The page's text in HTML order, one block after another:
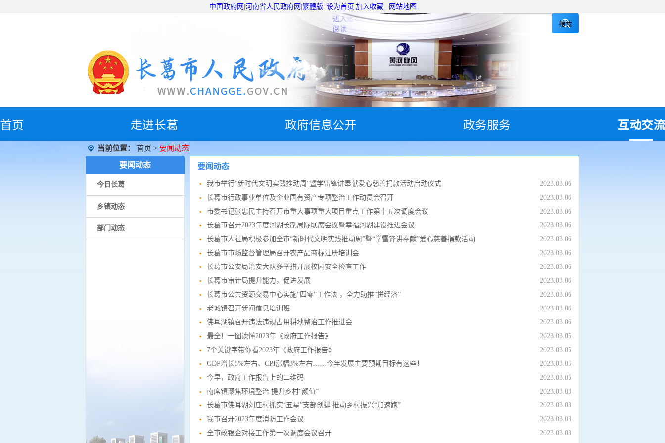
中国政府网 河南省人民政府网 繁體版 设为首页 加入收藏 网站地图
搜索
进入适老模式 无障碍
阅读
首页 走进长葛 政府信息公开 政务服务 互动交流
当前位置： 首页 > 要闻动态
要闻动态
今日长葛
乡镇动态
部门动态
要闻动态
我市举行“新时代文明实践推动周”暨学雷锋讲奉献爱心慈善捐款活动启动仪式
2023.03.06
长葛市行政事业单位及企业国有资产专项整治工作动员会召开
2023.03.06
市委书记张忠民主持召开市重大事项重大项目重点工作第十五次调度会议
2023.03.06
长葛市召开2023年度河湖长制局际联席会议暨幸福河湖建设推进会议
2023.03.06
长葛市人社局积极参加全市“新时代文明实践推动周”暨“学雷锋讲奉献”爱心慈善捐款活动
2023.03.06
长葛市市场监督管理局召开农产品商标注册培训会
2023.03.06
长葛市公安局治安大队多举措开展校园安全检查工作
2023.03.06
长葛市审计局提升能力，促进发展
2023.03.06
长葛市公共资源交易中心实施“四零”工作法 ，全力助推“拼经济”
2023.03.06
老城镇召开新闻信息培训班
2023.03.06
佛耳湖镇召开违法违规占用耕地整治工作推进会
2023.03.06
最全！一图读懂2023年《政府工作报告》
2023.03.05
7个关键字带你看2023年《政府工作报告》
2023.03.05
GDP增长5%左右、CPI涨幅3%左右……今年发展主要预期目标有这些！
2023.03.05
今早，政府工作报告上的二维码
2023.03.05
南席镇聚焦环境整治 提升乡村“颜值”
2023.03.03
长葛市佛耳湖刘庄村抓实“五星”支部创建 推动乡村振兴“加速跑”
2023.03.03
我市召开2023年度消防工作会议
2023.03.03
全市政银企对接工作第一次调度会议召开
2023.03.03